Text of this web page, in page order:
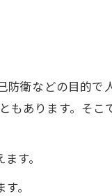
衛などの目的で
あります。そこ
す。
。